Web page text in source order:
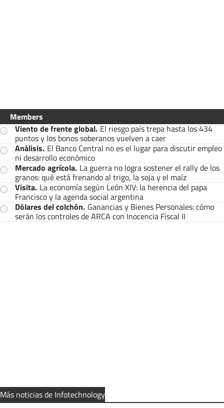
Members
Viento de frente global. El riesgo país trepa hasta los 434
puntos y los bonos soberanos vuelven a caer
Análisis. El Banco Central no es el lugar para discutir empleo
ni desarrollo económico
Mercado agrícola. La guerra no logra sostener el rally de los
granos: qué está frenando al trigo, la soja y el maíz
Visita. La economía según León XIV: la herencia del papa
Francisco y la agenda social argentina
Dólares del colchón. Ganancias y Bienes Personales: cómo
serán los controles de ARCA con Inocencia Fiscal II
Más noticias de Infotechnology